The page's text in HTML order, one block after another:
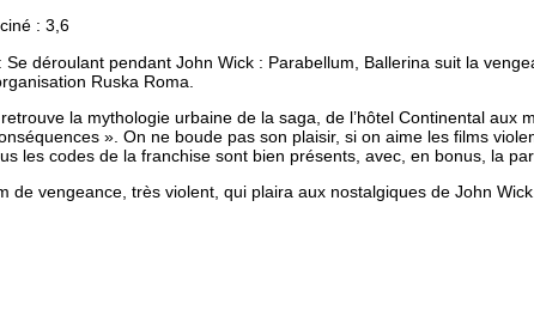
: 3,6
déroulant pendant John Wick : Parabellum, Ballerina suit la
Ruska Roma.
la mythologie urbaine de la saga, de l’hôtel Continental aux
». On ne boude pas son plaisir, si on aime les films
les codes de la franchise sont bien présents, avec, en bonus, la
de vengeance, très violent, qui plaira aux nostalgiques de John